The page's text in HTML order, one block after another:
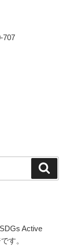
707
Active
す。